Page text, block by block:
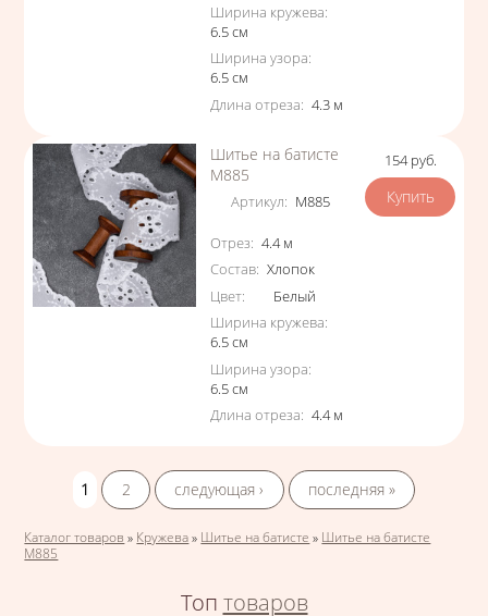
Ширина кружева:
6.5см
Ширина узора:
6.5см
Длина отреза: 4.3 м
Шитье на батисте
М885
Артикул: М885
Характеристики
Отрез: 4.4 м
Состав: Хлопок
Цвет:
Белый
Ширина кружева:
6.5см
Ширина узора:
6.5см
Длина отреза: 4.4 м
Цена
154 руб.
1
2 следующая › последняя »
Вы здесь
Каталог товаров » Кружева » Шитье на батисте » Шитье на батисте
М885
Топ товаров